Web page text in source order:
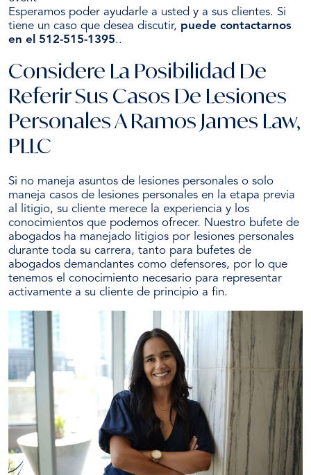
Esperamos poder ayudarle a usted y a sus clientes. Si
tiene un caso que desea discutir, puede contactarnos
en el 512-515-1395..
Considere La Posibilidad De
Referir Sus Casos De Lesiones
Personales A Ramos James Law,
PLLC
Si no maneja asuntos de lesiones personales o solo
maneja casos de lesiones personales en la etapa previa
al litigio, su cliente merece la experiencia y los
conocimientos que podemos ofrecer. Nuestro bufete de
abogados ha manejado litigios por lesiones personales
durante toda su carrera, tanto para bufetes de
abogados demandantes como defensores, por lo que
tenemos el conocimiento necesario para representar
activamente a su cliente de principio a fin.